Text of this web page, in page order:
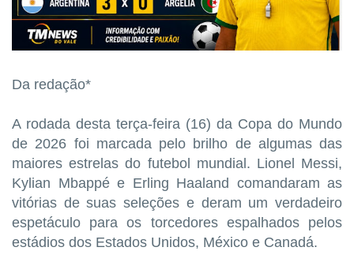
Da redação*
A rodada desta terça-feira (16) da Copa do Mundo
de 2026 foi marcada pelo brilho de algumas das
maiores estrelas do futebol mundial. Lionel Messi,
Kylian Mbappé e Erling Haaland comandaram as
vitórias de suas seleções e deram um verdadeiro
espetáculo para os torcedores espalhados pelos
estádios dos Estados Unidos, México e Canadá.